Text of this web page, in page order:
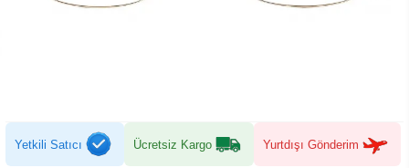
Yetkili Satıcı Ücretsiz Kargo Yurtdışı Gönderim